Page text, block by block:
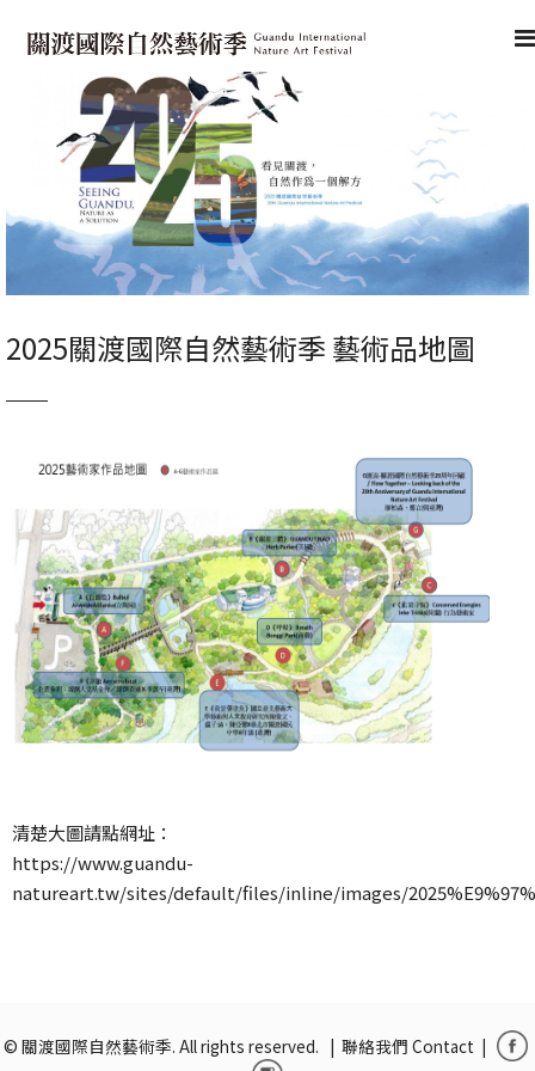
2025關渡國際自然藝術季 藝術品地圖
清楚大圖請點網址：
https://www.guandu-
natureart.tw/sites/default/files/inline/images/
© 關渡國際自然藝術季. All rights reserved. | 聯絡我們 Contact |